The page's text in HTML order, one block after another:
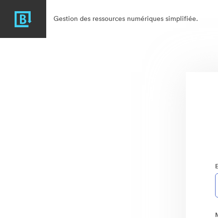
Gestion des ressources numériques simplifiée.